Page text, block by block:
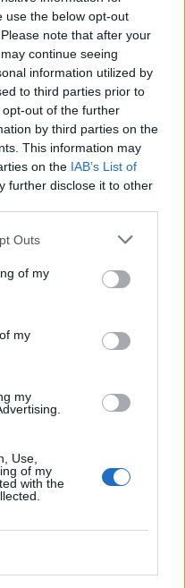
use the below opt-out
note that after your
continue seeing
information utilized by
to third parties prior to
out of the further
by third parties on the
This information may
on the IAB’s List of
further disclose it to other
Outs
of my
my
my
Use,
of my
with the
Мароко – Хаити),
Африка – Јужна
Курасао – Брегот
Јапонија –
– САД, Парагвај –
– Франција, Сенегал –
Зелен ’Рт –
Зеланд – Белгија,
– Англија, Хрватска –
ДР Конго –
– Аргентина, Алжир –
на редакцијата
од Турција: Лукаку
во Фенербахче!
Торес прави
ПСЖ за 50 милиони